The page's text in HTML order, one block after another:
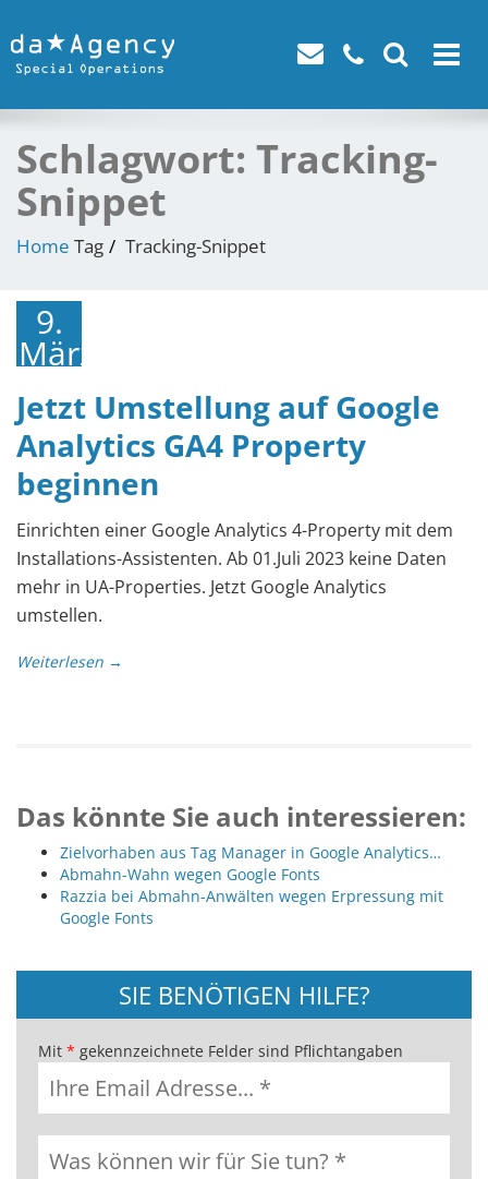
Toggle
Schlagwort: Tracking-
Snippet
Home Tag Tracking-Snippet
9.
März
Jetzt Umstellung auf Google
Analytics GA4 Property
beginnen
Einrichten einer Google Analytics 4-Property mit dem
Installations-Assistenten. Ab 01.Juli 2023 keine Daten
mehr in UA-Properties. Jetzt Google Analytics
umstellen.
Weiterlesen →
Das könnte Sie auch interessieren:
Zielvorhaben aus Tag Manager in Google Analytics…
Abmahn-Wahn wegen Google Fonts
Razzia bei Abmahn-Anwälten wegen Erpressung mit
Google Fonts
SIE BENÖTIGEN HILFE?
Mit * gekennzeichnete Felder sind Pflichtangaben